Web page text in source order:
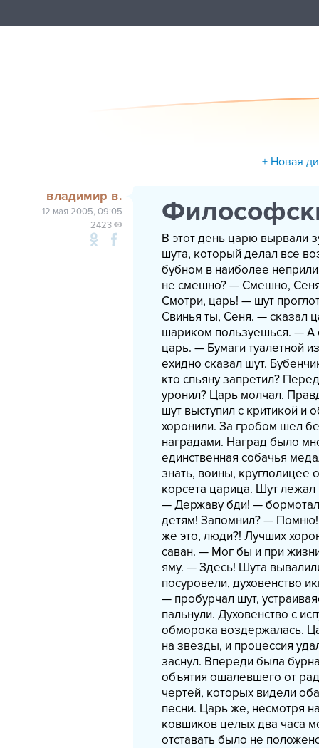
+ Новая
владимир в.
12 мая 2005, 09:05
2423
В этот день царю вырвали
шута, который делал все
бубном в наиболее
не смешно? — Смешно,
Смотри, царь! — шут
Свинья ты, Сеня. — сказал
шариком пользуешься. — А
царь. — Бумаги туалетной
ехидно сказал шут.
кто спьяну запретил?
уронил? Царь молчал.
шут выступил с критикой и
хоронили. За гробом шел
наградами. Наград было
единственная собачья
знать, воины, круглолицее
корсета царица. Шут
— Державу бди! —
детям! Запомнил? —
же это, люди?! Лучших
саван. — Мог бы и при
яму. — Здесь! Шута
посуровели, духовенство
— пробурчал шут,
пальнули. Духовенство с
обморока воздержалась.
на звезды, и процессия
заснул. Впереди была
объятия ошалевшего от
чертей, которых видели
песни. Царь же, несмотря
ковшиков целых два часа
отставать было не